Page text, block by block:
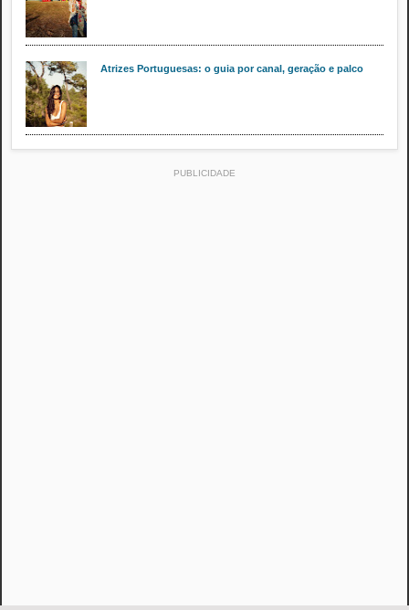
Atrizes Portuguesas: o guia por canal, geração e palco
PUBLICIDADE